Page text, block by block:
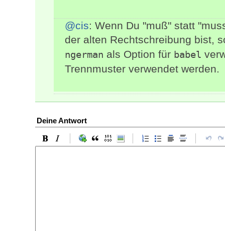
@cis: Wenn Du "muß" statt
der alten Rechtschreibung bist,
ngerman als Option für babel
Trennmuster verwendet werden.
Deine Antwort